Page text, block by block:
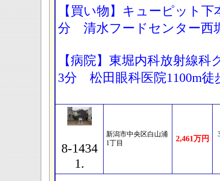
【買い物】キューピット下
分 清水フードセンター西
【病院】東堀内科放射線科
3分 松田眼科医院1100m
8-1434
1.
新潟市中央区白山浦
1丁目
2,461万円